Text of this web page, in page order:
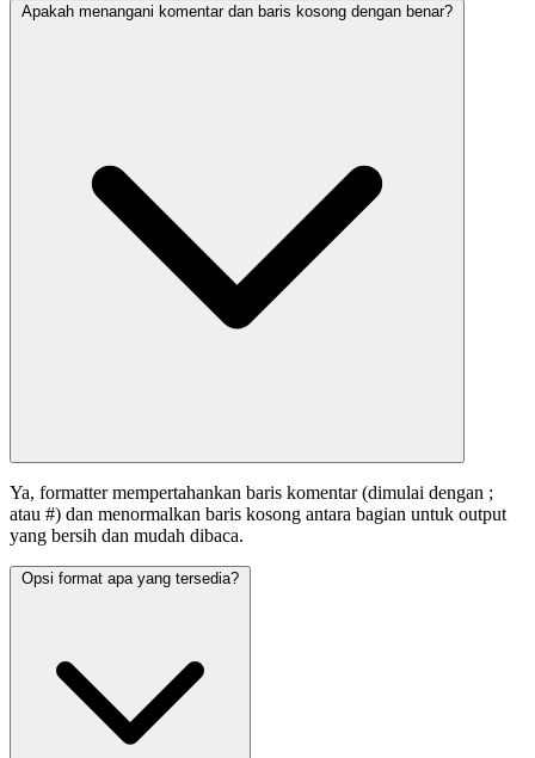
Apakah menangani komentar dan baris kosong dengan benar?
Ya, formatter mempertahankan baris komentar (dimulai dengan ;
atau #) dan menormalkan baris kosong antara bagian untuk output
yang bersih dan mudah dibaca.
Opsi format apa yang tersedia?